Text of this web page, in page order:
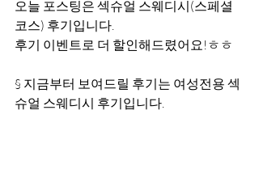
오늘 포스팅은 섹슈얼 스웨디시(스페셜
코스) 후기입니다.
후기 이벤트로 더 할인해드렸어요!ㅎㅎ
§ 지금부터 보여드릴 후기는 여성전용 섹
슈얼 스웨디시 후기입니다.